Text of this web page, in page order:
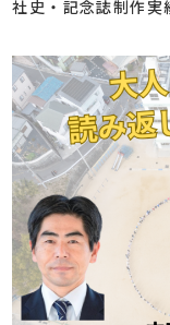
社史・記念誌制作実